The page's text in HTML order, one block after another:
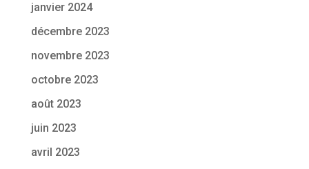
janvier 2024
décembre 2023
novembre 2023
octobre 2023
août 2023
juin 2023
avril 2023